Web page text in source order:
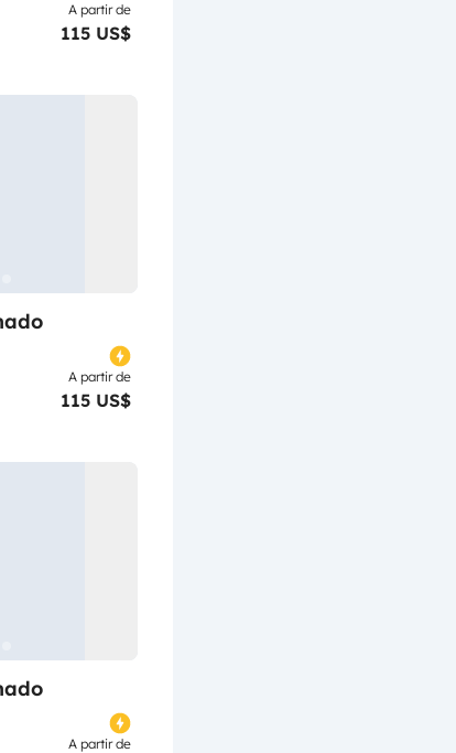
A partir de
115 US$
A partir de
115 US$
A partir de